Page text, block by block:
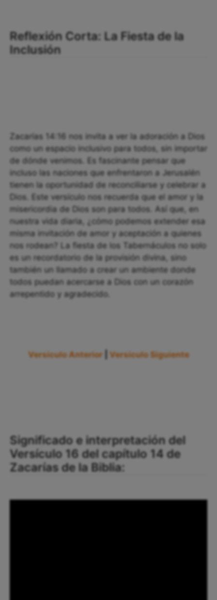
Reflexión Corta: La Fiesta de la
Inclusión
Zacarías 14:16 nos invita a ver la adoración a Dios
como un espacio inclusivo para todos, sin importar
de dónde venimos. Es fascinante pensar que
incluso las naciones que enfrentaron a Jerusalén
tienen la oportunidad de reconciliarse y celebrar a
Dios. Este versículo nos recuerda que el amor y la
misericordia de Dios son para todos. Así que, en
nuestra vida diaria, ¿cómo podemos extender esa
misma invitación de amor y aceptación a quienes
nos rodean? La fiesta de los Tabernáculos no solo
es un recordatorio de la provisión divina, sino
también un llamado a crear un ambiente donde
todos puedan acercarse a Dios con un corazón
arrepentido y agradecido.
Versículo Anterior Versículo Siguiente
Significado e interpretación del
Versículo 16 del capítulo 14 de
Zacarías de la Biblia: